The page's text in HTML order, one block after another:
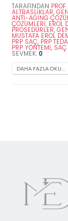
TARAFINDAN
ALTBASLIKLAR,
ANTI-AGING
ÇÖZÜMLERI, EROL
PROSEDÜRLER,
MUSTAFA EROL
PRP SAÇ, PRP
PRP YÖNTEMI,
SEVMEK: 0
DAHA FAZLA OKU...